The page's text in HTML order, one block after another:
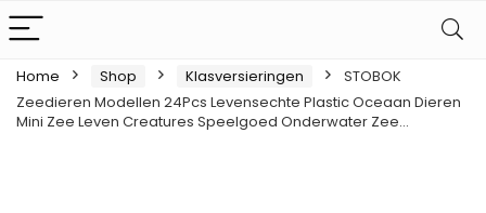
Home Shop Klasversieringen
STOBOK
Zeedieren Modellen 24Pcs Levensechte Plastic Oceaan Dieren
Mini Zee Leven Creatures Speelgoed Onderwater Zee…